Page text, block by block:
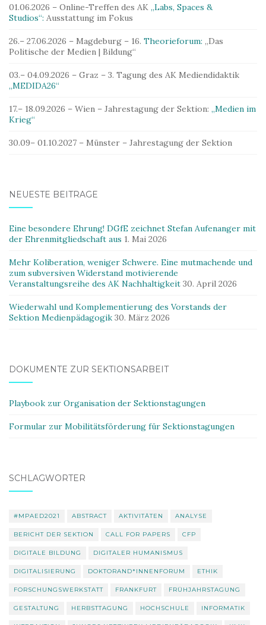
01.06.2026 – Online-Treffen des AK „Labs, Spaces &
Studios“: Ausstattung im Fokus
26.– 27.06.2026 – Magdeburg – 16. Theorieforum: „Das
Politische der Medien | Bildung“
03.– 04.09.2026 – Graz – 3. Tagung des AK Mediendidaktik
„MEDIDA26“
17.– 18.09.2026 – Wien – Jahrestagung der Sektion: „Medien im
Krieg“
30.09– 01.10.2027 – Münster – Jahrestagung der Sektion
NEUESTE BEITRÄGE
Eine besondere Ehrung! DGfE zeichnet Stefan Aufenanger mit
der Ehrenmitgliedschaft aus 1. Mai 2026
Mehr Koliberation, weniger Schwere. Eine mutmachende und
zum subversiven Widerstand motivierende
Veranstaltungsreihe des AK Nachhaltigkeit 30. April 2026
Wiederwahl und Komplementierung des Vorstands der
Sektion Medienpädagogik 30. März 2026
DOKUMENTE ZUR SEKTIONSARBEIT
Playbook zur Organisation der Sektionstagungen
Formular zur Mobilitätsförderung für Sektionstagungen
SCHLAGWÖRTER
#MPAED2021 ABSTRACT AKTIVITÄTEN ANALYSE
BERICHT DER SEKTION CALL FOR PAPERS CFP
DIGITALE BILDUNG DIGITALER HUMANISMUS
DIGITALISIERUNG DOKTORAND*INNENFORUM ETHIK
FORSCHUNGSWERKSTATT FRANKFURT FRÜHJAHRSTAGUNG
GESTALTUNG HERBSTTAGUNG HOCHSCHULE INFORMATIK